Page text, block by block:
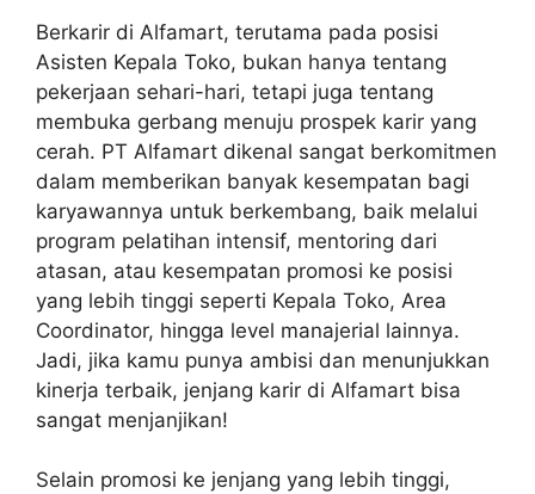
Berkarir di Alfamart, terutama pada posisi
Asisten Kepala Toko, bukan hanya tentang
pekerjaan sehari-hari, tetapi juga tentang
membuka gerbang menuju prospek karir yang
cerah. PT Alfamart dikenal sangat berkomitmen
dalam memberikan banyak kesempatan bagi
karyawannya untuk berkembang, baik melalui
program pelatihan intensif, mentoring dari
atasan, atau kesempatan promosi ke posisi
yang lebih tinggi seperti Kepala Toko, Area
Coordinator, hingga level manajerial lainnya.
Jadi, jika kamu punya ambisi dan menunjukkan
kinerja terbaik, jenjang karir di Alfamart bisa
sangat menjanjikan!
Selain promosi ke jenjang yang lebih tinggi,